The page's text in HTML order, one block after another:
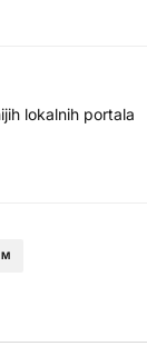
lokalnih portala